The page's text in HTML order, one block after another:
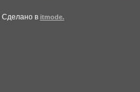
| Сделано в itmode.